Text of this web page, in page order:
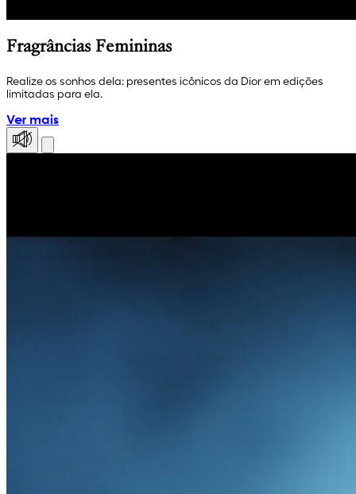
Fragrâncias Femininas
Realize os sonhos dela: presentes icônicos da Dior em edições
limitadas para ela.
Ver mais